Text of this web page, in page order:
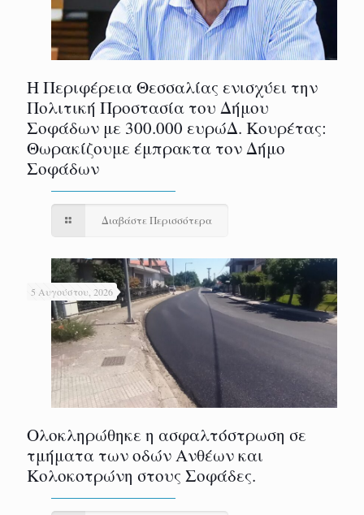
Η Περιφέρεια Θεσσαλίας ενισχύει την
Πολιτική Προστασία του Δήμου
Σοφάδων με 300.000 ευρώΔ. Κουρέτας:
Θωρακίζουμε έμπρακτα τον Δήμο
Σοφάδων
Διαβάστε Περισσότερα
5 Αυγούστου, 2026
Ολοκληρώθηκε η ασφαλτόστρωση σε
τμήματα των οδών Ανθέων και
Κολοκοτρώνη στους Σοφάδες.